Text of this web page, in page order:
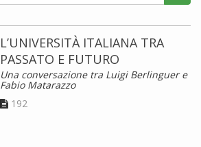
L’UNIVERSITÀ ITALIANA TRA
PASSATO E FUTURO
Una conversazione tra Luigi Berlinguer e
Fabio Matarazzo
192